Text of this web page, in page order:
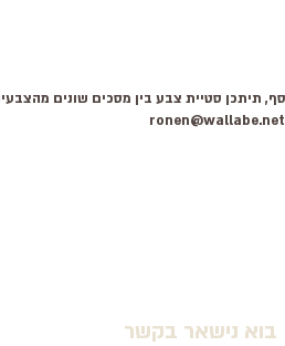
ronen@wallabe.net
בוא נישאר בקשר